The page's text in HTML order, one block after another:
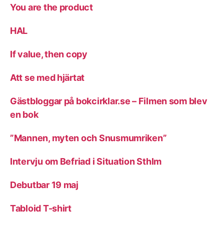
You are the product
HAL
If value, then copy
Att se med hjärtat
Gästbloggar på bokcirklar.se – Filmen som blev
en bok
”Mannen, myten och Snusmumriken”
Intervju om Befriad i Situation Sthlm
Debutbar 19 maj
Tabloid T-shirt